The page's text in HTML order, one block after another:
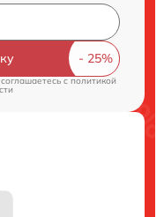
cполитикой